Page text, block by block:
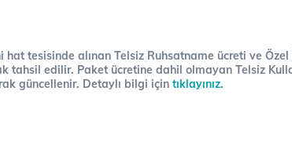
hat tesisinde alınan Telsiz Ruhsatname ücreti ve
tahsil edilir. Paket ücretine dahil olmayan Telsiz
güncellenir. Detaylı bilgi için tıklayınız.